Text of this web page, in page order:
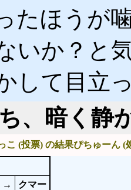
たほうが
いか？と
して目立
、暗く静
こ (投票) の結果ぴちゅーん (
→
クマー